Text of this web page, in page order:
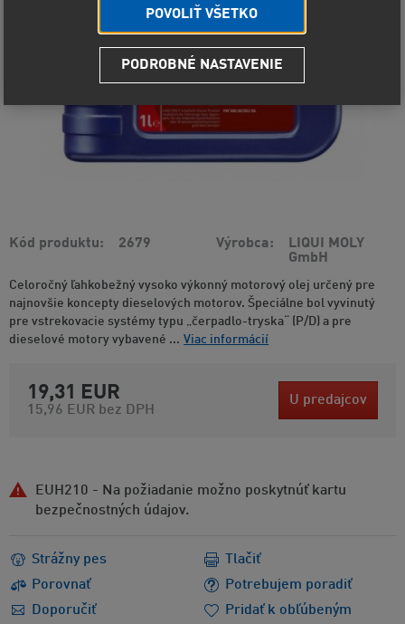
Kód produktu 2679 Výrobca
LIQUI MOLY
GmbH
Celoročný ľahkobežný vysoko výkonný motorový olej určený pre
najnovšie koncepty dieselových motorov. Špeciálne bol vyvinutý
pre vstrekovacie systémy typu „čerpadlo-tryska“ (P/D) a pre
dieselové motory vybavené ... Viac informácií
19,31 EUR
15,96 EUR bez DPH
U predajcov
EUH210 - Na požiadanie možno poskytnúť kartu
bezpečnostných údajov.
Strážny pes
Porovnať
Potrebujem poradiť
Doporučiť
Tlačiť
Pridať k obľúbeným
POVOLIŤ VŠETKO
PODROBNÉ NASTAVENIE